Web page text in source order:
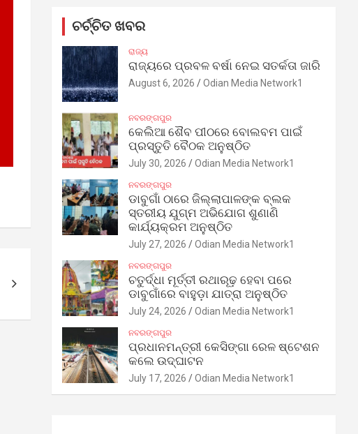
ଚର୍ଚ୍ଚିତ ଖବର
ରାଜ୍ୟ
ରାଜ୍ୟରେ ପ୍ରବଳ ବର୍ଷା ନେଇ ସତର୍କତା ଜାରି
August 6, 2026 Odian Media Network1
ନବରଙ୍ଗପୁର
କେଲିଆ ଶୈବ ପୀଠରେ ବୋଲବମ ପାଇଁ
ପ୍ରସ୍ତୁତି ବୈଠକ ଅନୁଷ୍ଠିତ
July 30, 2026 Odian Media Network1
ନବରଙ୍ଗପୁର
ଡାବୁଗାଁ ଠାରେ ଜିଲ୍ଲାପାଳଙ୍କ ବ୍ଲକ
ସ୍ତରୀୟ ଯୁଗ୍ମ ଅଭିଯୋଗ ଶୁଣାଣି
କାର୍ଯ୍ୟକ୍ରମ ଅନୁଷ୍ଠିତ
July 27, 2026 Odian Media Network1
ନବରଙ୍ଗପୁର
ଚତୁର୍ଦ୍ଧା ମୂର୍ତ୍ତୀ ରଥାରୂଢ଼ ହେବା ପରେ
ଡାବୁଗାଁରେ ବାହୁଡ଼ା ଯାତ୍ରା ଅନୁଷ୍ଠିତ
July 24, 2026 Odian Media Network1
ନବରଙ୍ଗପୁର
ପ୍ରଧାନମନ୍ତ୍ରୀ କେସିଙ୍ଗା ରେଳ ଷ୍ଟେଶନ
କଲେ ଉଦ୍‌ଘାଟନ
July 17, 2026 Odian Media Network1